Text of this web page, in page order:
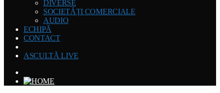
DIVERSE
SOCIETĂȚI COMERCIALE
AUDIO
ECHIPĂ
CONTACT
ASCULTĂ LIVE